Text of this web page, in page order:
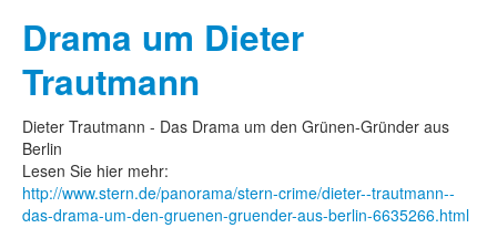
Drama um Dieter
Trautmann
Dieter Trautmann - Das Drama um den Grünen-Gründer aus
Berlin
Lesen Sie hier mehr:
http://www.stern.de/panorama/stern-crime/dieter--trautmann--
das-drama-um-den-gruenen-gruender-aus-berlin-6635266.html